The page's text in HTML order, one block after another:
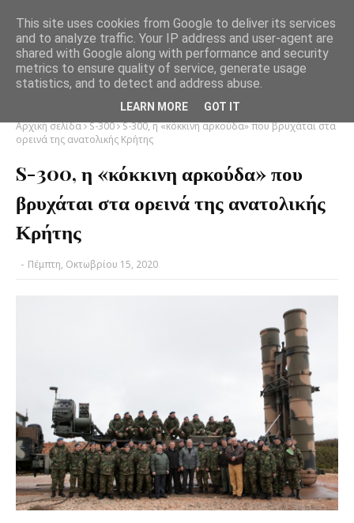
Αρχική σελίδα S-300 S-300, η «κόκκινη αρκούδα» που βρυχάται στα
ορεινά της ανατολικής Κρήτης
S-300, η «κόκκινη αρκούδα» που
βρυχάται στα ορεινά της ανατολικής
Κρήτης
- Πέμπτη, Οκτωβρίου 15, 2020
This site uses cookies from Google to deliver its services
and to analyze traffic. Your IP address and user-agent are
shared with Google along with performance and security
metrics to ensure quality of service, generate usage
statistics, and to detect and address abuse.
LEARN MORE GOT IT